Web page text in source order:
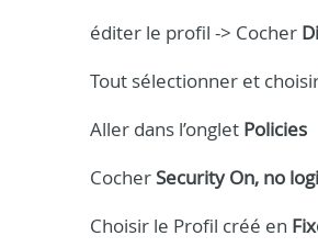
éditer le profil -> Cocher
Tout sélectionner et
Aller dans l’onglet Policies
CocherSecurity On, no
Choisir le Profil créé en